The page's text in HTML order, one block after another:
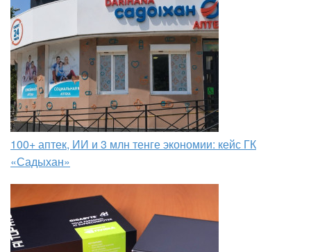
100+ аптек, ИИ и 3 млн тенге экономии: кейс ГК
«Садыхан»